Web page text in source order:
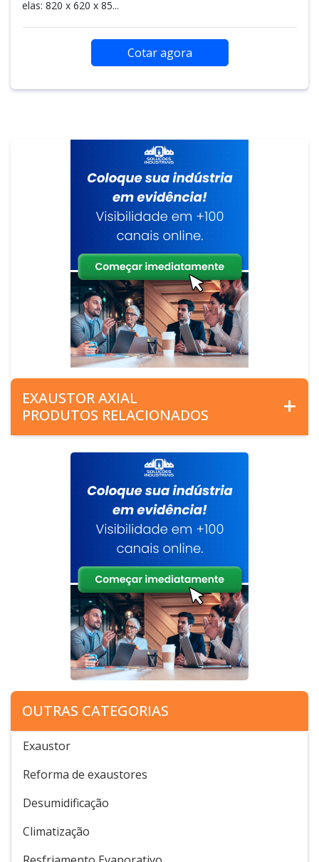
elas: 820 x 620 x 85...
Cotar agora
EXAUSTOR AXIAL
PRODUTOS RELACIONADOS
OUTRAS CATEGORIAS
Exaustor
Reforma de exaustores
Desumidificação
Climatização